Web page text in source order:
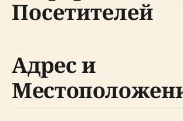
Посетителей
Адрес и